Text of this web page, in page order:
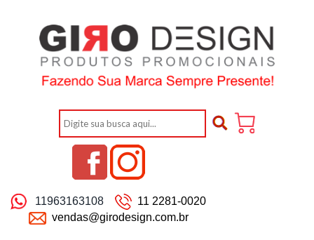
11963163108
11 2281-0020
vendas@girodesign.com.br